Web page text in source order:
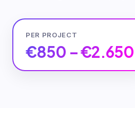
PER PROJECT
€850 – €2.650